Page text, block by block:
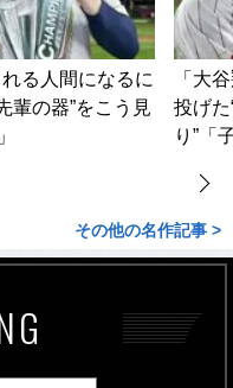
る人間になるに
輩の器”をこう見
「大
投げ
り”「
その他の名作記事 >